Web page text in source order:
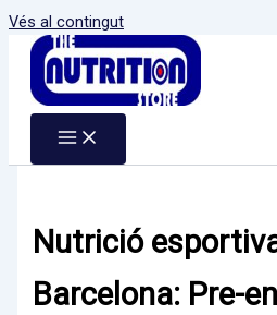
Vés al contingut
Nutrició
Barcelona: Pre-